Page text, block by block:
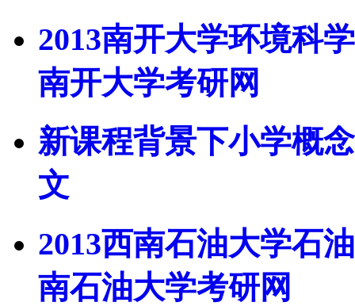
2013南开大学环境科
南开大学考研网
新课程背景下小学概
文
2013西南石油大学石
南石油大学考研网